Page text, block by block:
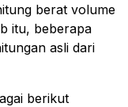
berat volume
itu, beberapa
asli dari
berikut